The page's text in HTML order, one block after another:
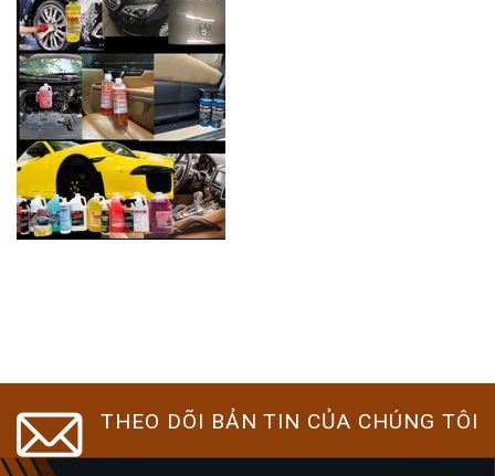
THEO DÕI BẢN TIN CỦA CHÚNG TÔI